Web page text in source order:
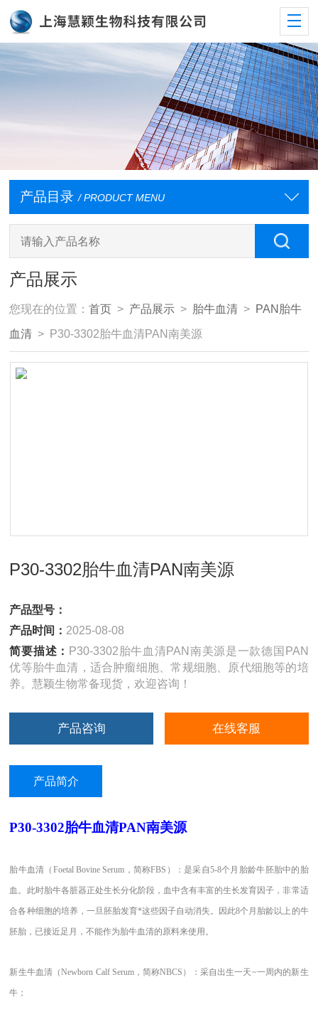
产品目录 / PRODUCT MENU
产品展示
您现在的位置：首页 > 产品展示 > 胎牛血清 > PAN胎牛
血清 > P30-3302胎牛血清PAN南美源
P30-3302胎牛血清PAN南美源
产品型号：
产品时间： 2025-08-08
简要描述： P30-3302胎牛血清PAN南美源是一款德国PAN
优等胎牛血清，适合肿瘤细胞、常规细胞、原代细胞等的培
养。慧颖生物常备现货，欢迎咨询！
产品咨询 在线客服
产品简介
P30-3302胎牛血清PAN南美源
胎牛血清（ Foetal Bovine Serum，简称FBS）：是采自5-8个月胎龄牛胚胎中的胎
血。此时胎牛各脏器正处生长分化阶段，血中含有丰富的生长发育因子，非常适
合各种细胞的培养，一旦胚胎发育*这些因子自动消失。因此8个月胎龄以上的牛
胚胎，已接近足月，不能作为胎牛血清的原料来使用。
新生牛血清（Newborn Calf Serum，简称NBCS）：采自出生一天~一周内的新生
牛；